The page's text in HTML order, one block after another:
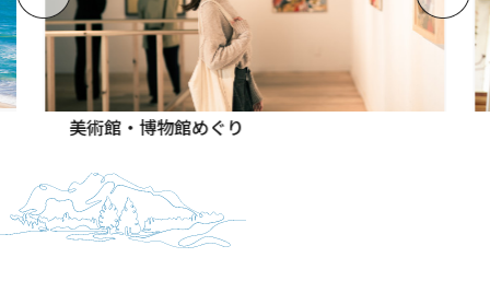
美術館・博物館めぐり